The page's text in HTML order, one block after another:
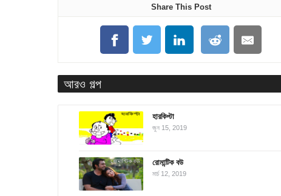
Share This Post
আরও গল্প
হারকিপ্টা
জুন 15, 2019
রোমান্টিক বউ
মার্চ 12, 2019